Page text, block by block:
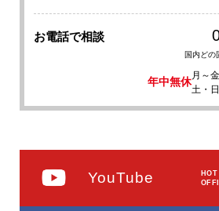
お電話で相談
国内どの
年中無休
月～金
土・日
YouTube